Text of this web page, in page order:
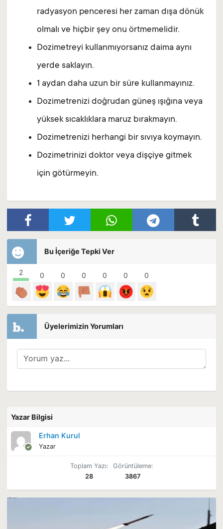
radyasyon penceresi her zaman dışa dönük
olmalı ve hiçbir şey onu örtmemelidir.
Dozimetreyi kullanmıyorsanız daima aynı
yerde saklayın.
1 aydan daha uzun bir süre kullanmayınız.
Dozimetrenizi doğrudan güneş ışığına veya
yüksek sıcaklıklara maruz bırakmayın.
Dozimetrenizi herhangi bir sıvıya koymayın.
Dozimetrinizi doktor veya dişçiye gitmek
için götürmeyin.
Bu İçeriğe Tepki Ver
2 0 0 0 0 0 0
Üyelerimizin Yorumları
Yazar Bilgisi
Erhan Kurul
Yazar
Toplam Yazı:
28
Görüntüleme:
3867